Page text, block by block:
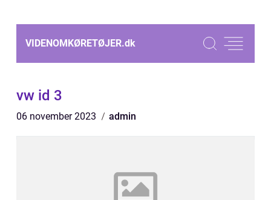
VIDENOMKØRETØJER.dk
vw id 3
06 november 2023 admin